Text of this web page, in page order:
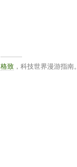
格致，科技世界漫游指南。